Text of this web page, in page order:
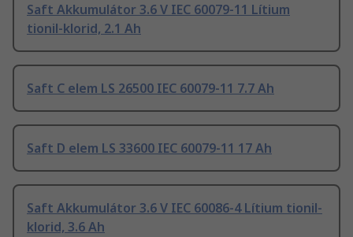
Saft Akkumulátor 3.6 V IEC 60079-11 Lítium
tionil-klorid, 2.1 Ah
Saft C elem LS 26500 IEC 60079-11 7.7 Ah
Saft D elem LS 33600 IEC 60079-11 17 Ah
Saft Akkumulátor 3.6 V IEC 60086-4 Lítium tionil-
klorid, 3.6 Ah